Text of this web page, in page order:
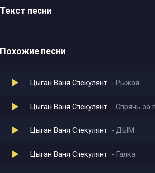
Текст песни
Похожие песни
Цыган Ваня Спекулянт Рыжая
Цыган Ваня Спекулянт Спрячь за
Цыган Ваня Спекулянт ДЫМ
Цыган Ваня Спекулянт Галка